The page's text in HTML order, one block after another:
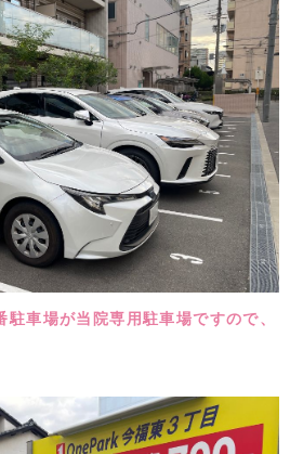
車場が当院専用駐車場ですので、